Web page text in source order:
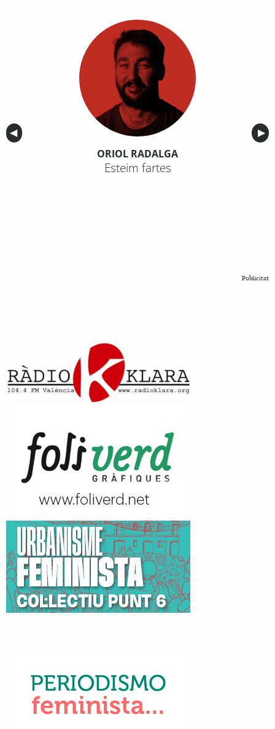
Anterior
◀︎ ▶︎
ORIOL RADALGA
Esteim fartes
Publicitat